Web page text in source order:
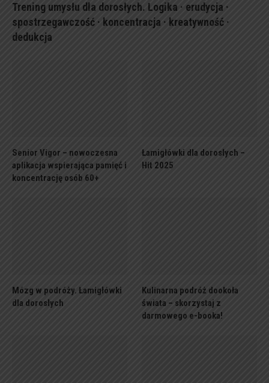
Trening umysłu dla dorosłych. Logika · erudycja ·
spostrzegawczość · koncentracja · kreatywność ·
dedukcja
Senior Vigor – nowoczesna
aplikacja wspierająca pamięć i
koncentrację osób 60+
Łamigłówki dla dorosłych –
Hit 2025
Mózg w podróży. Łamigłówki
dla dorosłych
Kulinarna podróż dookoła
świata – skorzystaj z
darmowego e-booka!